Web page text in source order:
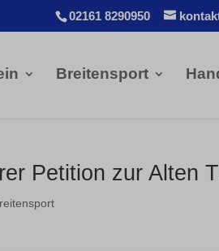
02161 8290950
Breitensport
Petition zur Alten